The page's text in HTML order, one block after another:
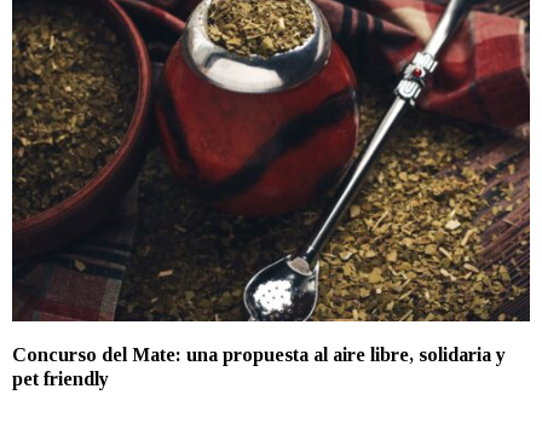
Concurso del Mate: una propuesta al aire libre, solidaria y
pet friendly